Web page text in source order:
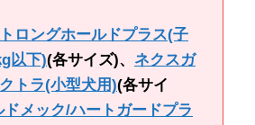
ロングホールドプラス(子
以下)(各サイズ)、 ネクスガ
トラ(小型犬用)(各サイ
ドメック/ハートガードプラ